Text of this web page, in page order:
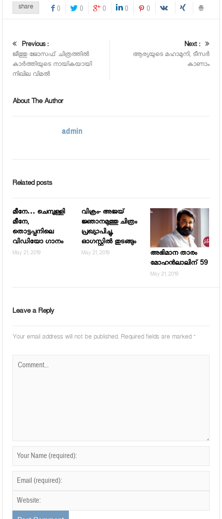
share 0 0 0 0 0
Previous :
ജീത്തു ജോസഫ് ചിത്രത്തില്‍
കാര്‍ത്തിയുടെ നായികയായി
നിഖില വിമല്‍
Next :
ആര്യയുടെ മഹാമുനി, ടീസര്‍
കാണാം
About The Author
admin
Related posts
മീനേ… ചെമ്പുള്ളി
മീനേ,
തൊട്ടപ്പനിലെ
വിഡിയോ ഗാനം
May 21, 2019
വിക്രം- അജയ്
ജ്ഞാനമുത്തു ചിത്രം
പ്രഖ്യാപിച്ചു,
ഓഗസ്റ്റില്‍ തുടങ്ങും
May 21, 2019
അഭിമാന താരം
മോഹന്‍ലാലിന് 59
May 21, 2019
Leave a Reply
Your email address will not be published. Required fields are marked *